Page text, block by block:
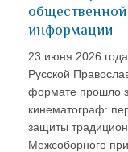
информации
23 июня 2026
Русской
формате прошло
кинематограф:
защиты
Межсоборного